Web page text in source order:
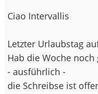
Ciao Intervallis
Letzter Urlaubstag
Hab die Woche noch
- ausführlich -
die Schreibse ist